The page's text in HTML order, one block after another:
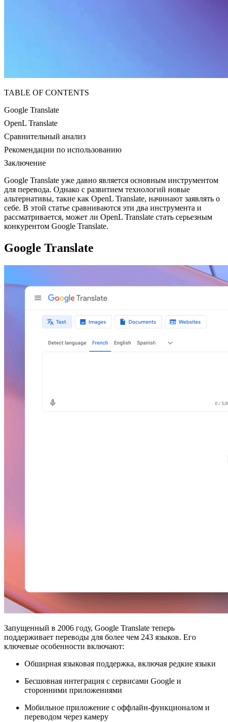
TABLE OF CONTENTS
Google Translate
OpenL Translate
Сравнительный анализ
Рекомендации по использованию
Заключение
Google Translate уже давно является основным инструментом
для перевода. Однако с развитием технологий новые
альтернативы, такие как OpenL Translate, начинают заявлять о
себе. В этой статье сравниваются эти два инструмента и
рассматривается, может ли OpenL Translate стать серьезным
конкурентом Google Translate.
Google Translate
Запущенный в 2006 году, Google Translate теперь
поддерживает переводы для более чем 243 языков. Его
ключевые особенности включают:
Обширная языковая поддержка, включая редкие языки
Бесшовная интеграция с сервисами Google и
сторонними приложениями
Мобильное приложение с оффлайн-функционалом и
переводом через камеру